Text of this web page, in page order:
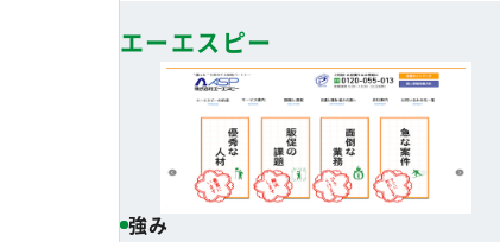
エーエスピー
強み